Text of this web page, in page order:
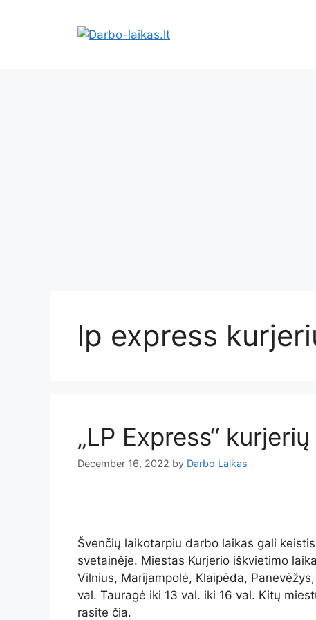
lp express
„LP Express“
December 16, 2022 by Darbo Laikas
Švenčių laikotarpiu darbo laikas gali
svetainėje. Miestas Kurjerio iškvietimo
Vilnius, Marijampolė, Klaipėda,
val. Tauragė iki 13 val. iki 16 val. Kitų
rasite čia.